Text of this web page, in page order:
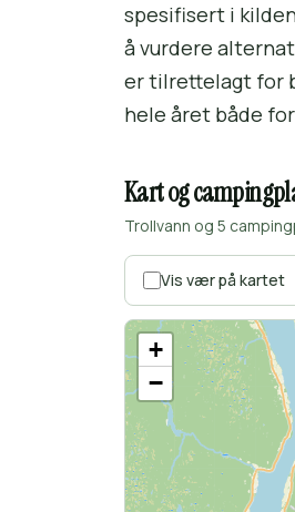
spesifisert i
å vurdere
er tilrettelagt for
hele året både
Kart og
Trollvann og 5
Vis vær på kartet
+
−